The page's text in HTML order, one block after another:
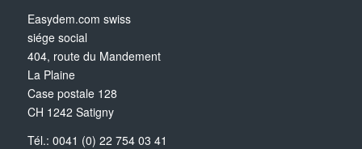
Easydem.com swiss
siége social
404, route du Mandement
La Plaine
Case postale 128
CH 1242 Satigny
Tél.: 0041 (0) 22 754 03 41